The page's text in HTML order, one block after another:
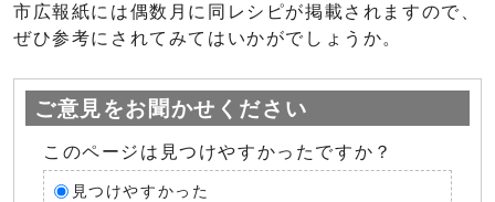
市広報紙には偶数月に同レシピが掲載されますので、
ぜひ参考にされてみてはいかがでしょうか。
ご意見をお聞かせください
このページは見つけやすかったですか？
見つけやすかった